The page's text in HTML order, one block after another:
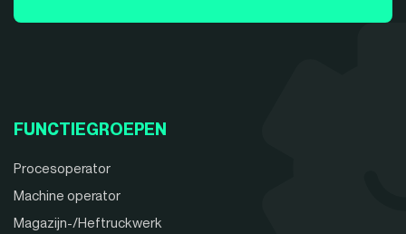
FUNCTIEGROEPEN
Procesoperator
Machine operator
Magazijn-/Heftruckwerk